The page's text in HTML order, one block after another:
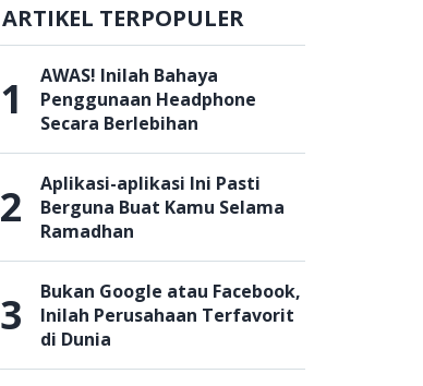
ARTIKEL TERPOPULER
1
AWAS! Inilah Bahaya
Penggunaan Headphone
Secara Berlebihan
2
Aplikasi-aplikasi Ini Pasti
Berguna Buat Kamu Selama
Ramadhan
3
Bukan Google atau Facebook,
Inilah Perusahaan Terfavorit
di Dunia